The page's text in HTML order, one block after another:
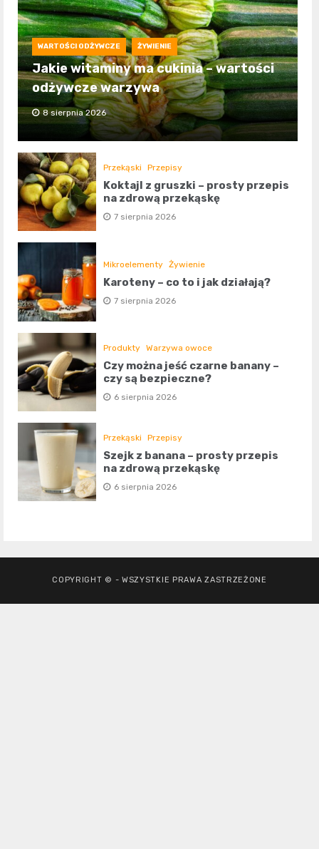
WARTOŚCI ODŻYWCZE ŻYWIENIE
Jakie witaminy ma cukinia – wartości
odżywcze warzywa
8 sierpnia 2026
Przekąski Przepisy
Koktajl z gruszki – prosty przepis
na zdrową przekąskę
7 sierpnia 2026
Mikroelementy Żywienie
Karoteny – co to i jak działają?
7 sierpnia 2026
Produkty Warzywa owoce
Czy można jeść czarne banany –
czy są bezpieczne?
6 sierpnia 2026
Przekąski Przepisy
Szejk z banana – prosty przepis
na zdrową przekąskę
6 sierpnia 2026
COPYRIGHT © - WSZYSTKIE PRAWA ZASTRZEŻONE